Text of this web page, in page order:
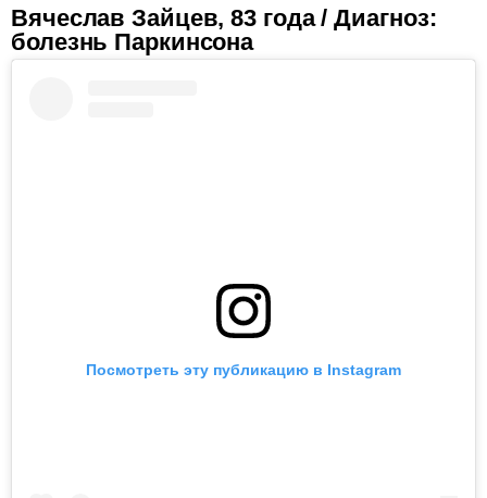
Вячеслав Зайцев, 83 года / Диагноз:
болезнь Паркинсона
Посмотреть эту публикацию в Instagram